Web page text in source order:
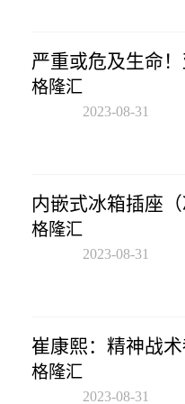
严重或危及生命
格隆汇
2023-08-31
内嵌式冰箱插座
格隆汇
2023-08-31
崔康熙：精神战
格隆汇
2023-08-31